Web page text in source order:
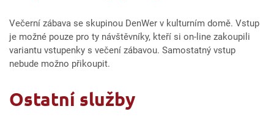
Večerní zábava se skupinou DenWer v kulturním domě. Vstup
je možné pouze pro ty návštěvníky, kteří si on-line zakoupili
variantu vstupenky s večení zábavou. Samostatný vstup
nebude možno přikoupit.
Ostatní služby